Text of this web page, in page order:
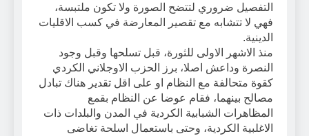
التفصيل ضروري لتتضح الصورة ولا تكون ملتبسة،
فهي لا تتشابه مع تقصير المعارضة في كسب الاقليات
الدينية.
منذ الاشهر الاولى للثورة، قبل تسلحها وقبل وجود
النصرة وداعش اصلا، برز الحزب الاوجلاني الكردي
كقوة متحالفة مع النظام او على اقل تقدير هناك تبادل
مصالح بينهما، فقام عوضا عن النظام بقمع
المظاهرات الشبابية الكردية في المدن والبلدات ذات
الاغلبية الكردية، وحتى باستعمال اسلحة تغاضى